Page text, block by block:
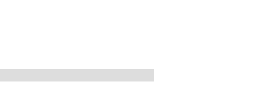
d'ostéophyte et de butoir osseux.
et/ou contention par appareillage rigide externe.